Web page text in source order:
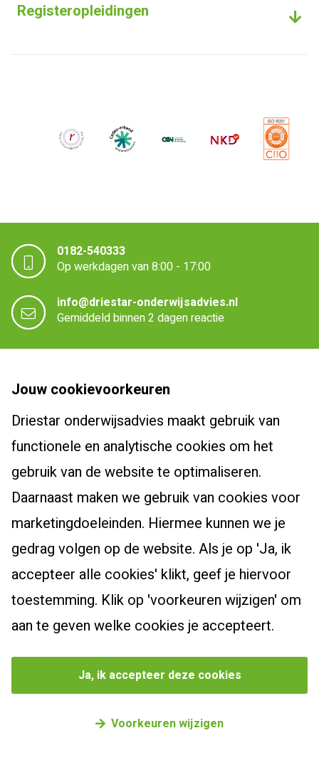
Registeropleidingen
0182-540333
Op werkdagen van 8:00 - 17:00
info@driestar-onderwijsadvies.nl
Gemiddeld binnen 2 dagen reactie
Driestar onderwijsadvies
Over Driestar onderwijsadvies
Het beroepsprofiel van de leraar
Certificaten en accreditaties
Vacatures
Contact
Klachtenreglement
Cursussen en trajecten
Breindidactiek
Leiderschapsoriëntatietraject
Zoek een cursus
Post-hbo-opleidingen
Bewegingsonderwijs
Taalcoördinator
Specialist Jonge Kind
Schoolopleider PO
School Video Interactie Begeleiding
Actueel
Nieuwsbrief
Nieuws
Blogs
Agenda
Webshop
Bekijk onze producten
Privacybeleid
Cookievoorkeuren beheren
2026 Driestar onderwijsadvies
Jouw cookievoorkeuren
Driestar onderwijsadvies maakt gebruik van
functionele en analytische cookies om het
gebruik van de website te optimaliseren.
Daarnaast maken we gebruik van cookies voor
marketingdoeleinden. Hiermee kunnen we je
gedrag volgen op de website. Als je op 'Ja, ik
accepteer alle cookies' klikt, geef je hiervoor
toestemming. Klik op 'voorkeuren wijzigen' om
aan te geven welke cookies je accepteert.
Ja, ik accepteer deze cookies
Voorkeuren wijzigen